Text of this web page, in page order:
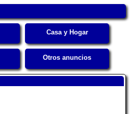
Casa y Hogar
Otros anuncios